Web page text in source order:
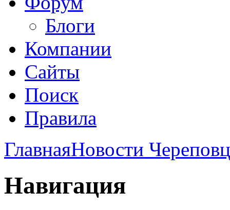
Блоги
Компании
Сайты
Поиск
Правила
ГлавнаяНовости
Навигация